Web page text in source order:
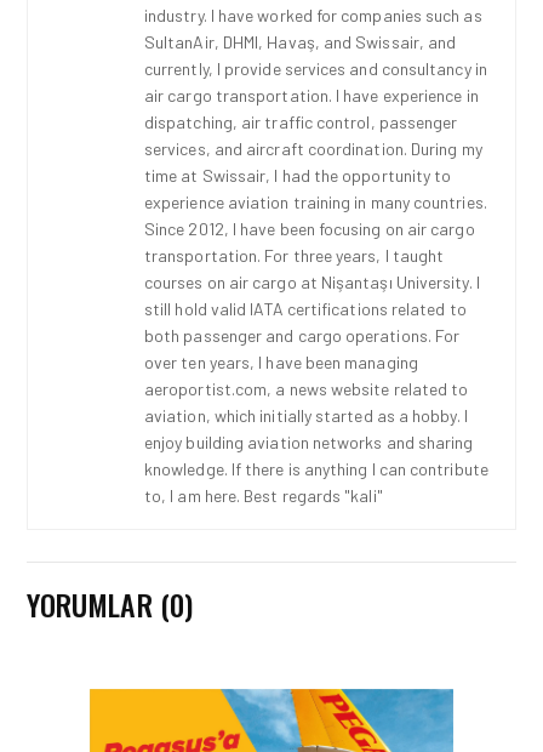
industry. I have worked for companies such as
SultanAir, DHMI, Havaş, and Swissair, and
currently, I provide services and consultancy in
air cargo transportation. I have experience in
dispatching, air traffic control, passenger
services, and aircraft coordination. During my
time at Swissair, I had the opportunity to
experience aviation training in many countries.
Since 2012, I have been focusing on air cargo
transportation. For three years, I taught
courses on air cargo at Nişantaşı University. I
still hold valid IATA certifications related to
both passenger and cargo operations. For
over ten years, I have been managing
aeroportist.com, a news website related to
aviation, which initially started as a hobby. I
enjoy building aviation networks and sharing
knowledge. If there is anything I can contribute
to, I am here. Best regards "kali"
YORUMLAR (0)
THY • 30 NIS 2026
TÜRK HAVA YOLLARI